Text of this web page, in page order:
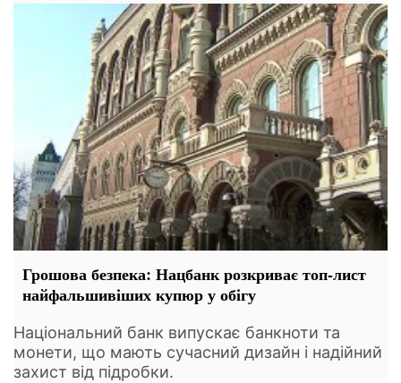
Грошова безпека: Нацбанк розкриває топ-лист
найфальшивіших купюр у обігу
Національний банк випускає банкноти та
монети, що мають сучасний дизайн і надійний
захист від підробки.